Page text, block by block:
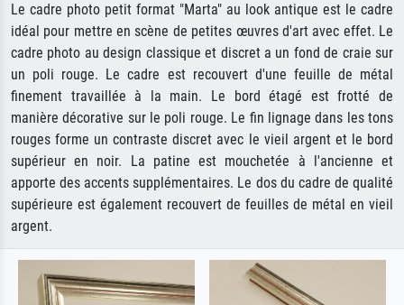
Le cadre photo petit format "Marta" au look antique est le cadre
idéal pour mettre en scène de petites œuvres d'art avec effet. Le
cadre photo au design classique et discret a un fond de craie sur
un poli rouge. Le cadre est recouvert d'une feuille de métal
finement travaillée à la main. Le bord étagé est frotté de
manière décorative sur le poli rouge. Le fin lignage dans les tons
rouges forme un contraste discret avec le vieil argent et le bord
supérieur en noir. La patine est mouchetée à l'ancienne et
apporte des accents supplémentaires. Le dos du cadre de qualité
supérieure est également recouvert de feuilles de métal en vieil
argent.